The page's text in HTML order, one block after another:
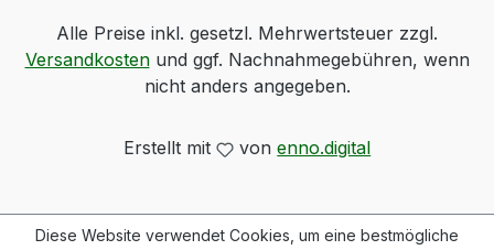
Alle Preise inkl. gesetzl. Mehrwertsteuer zzgl.
Versandkostenund ggf. Nachnahmegebühren, wenn
nicht anders angegeben.
Erstellt mit vonenno.digital
Diese Website verwendet Cookies, um eine bestmögliche